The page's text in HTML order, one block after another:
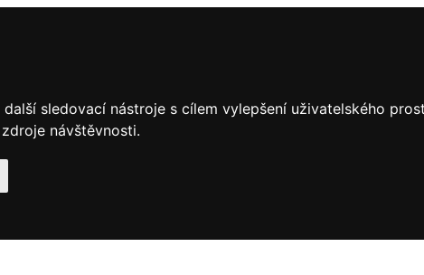
sledovací nástroje s cílem vylepšení uživatelského
návštěvnosti.